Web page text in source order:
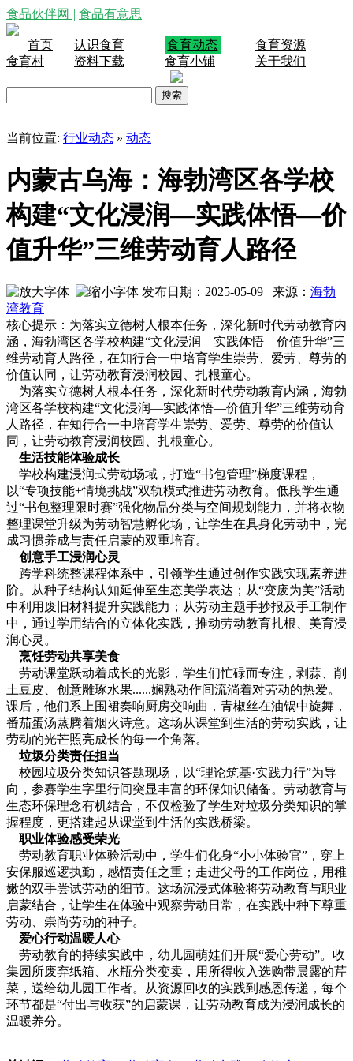
食品伙伴网 | 食品有意思
首页 认识食育 食育动态
食育资源
食育村
资料下载 食育小铺 关于我们
当前位置: 行业动态 » 动态
内蒙古乌海：海勃湾区各学校
构建“文化浸润—实践体悟—价
值升华”三维劳动育人路径
发布日期：2025-05-09 来源： 海勃
湾教育
核心提示：为落实立德树人根本任务，深化新时代劳动教育内
涵，海勃湾区各学校构建“文化浸润—实践体悟—价值升华”三
维劳动育人路径，在知行合一中培育学生崇劳、爱劳、尊劳的
价值认同，让劳动教育浸润校园、扎根童心。
为落实立德树人根本任务，深化新时代劳动教育内涵，海勃
湾区各学校构建“文化浸润—实践体悟—价值升华”三维劳动育
人路径，在知行合一中培育学生崇劳、爱劳、尊劳的价值认
同，让劳动教育浸润校园、扎根童心。
生活技能体验成长
学校构建浸润式劳动场域，打造“书包管理”梯度课程，
以“专项技能+情境挑战”双轨模式推进劳动教育。低段学生通
过“书包整理限时赛”强化物品分类与空间规划能力，并将衣物
整理课堂升级为劳动智慧孵化场，让学生在具身化劳动中，完
成习惯养成与责任启蒙的双重培育。
创意手工浸润心灵
跨学科统整课程体系中，引领学生通过创作实践实现素养进
阶。从种子结构认知延伸至生态美学表达；从“变废为美”活动
中利用废旧材料提升实践能力；从劳动主题手抄报及手工制作
中，通过学用结合的立体化实践，推动劳动教育扎根、美育浸
润心灵。
烹饪劳动共享美食
劳动课堂跃动着成长的光影，学生们忙碌而专注，剥蒜、削
土豆皮、创意雕琢水果......娴熟动作间流淌着对劳动的热爱。
课后，他们系上围裙奏响厨房交响曲，青椒丝在油锅中旋舞，
番茄蛋汤蒸腾着烟火诗意。这场从课堂到生活的劳动实践，让
劳动的光芒照亮成长的每一个角落。
垃圾分类责任担当
校园垃圾分类知识答题现场，以“理论筑基·实践力行”为导
向，参赛学生字里行间突显丰富的环保知识储备。劳动教育与
生态环保理念有机结合，不仅检验了学生对垃圾分类知识的掌
握程度，更搭建起从课堂到生活的实践桥梁。
职业体验感受荣光
劳动教育职业体验活动中，学生们化身“小小体验官”，穿上
安保服巡逻执勤，感悟责任之重；走进父母的工作岗位，用稚
嫩的双手尝试劳动的细节。这场沉浸式体验将劳动教育与职业
启蒙结合，让学生在体验中观察劳动日常，在实践中种下尊重
劳动、崇尚劳动的种子。
爱心行动温暖人心
劳动教育的持续实践中，幼儿园萌娃们开展“爱心劳动”。收
集园所废弃纸箱、水瓶分类变卖，用所得收入选购带晨露的芹
菜，送给幼儿园工作者。从资源回收的实践到感恩传递，每个
环节都是“付出与收获”的启蒙课，让劳动教育成为浸润成长的
温暖养分。